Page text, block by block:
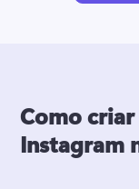
Como
Instagram